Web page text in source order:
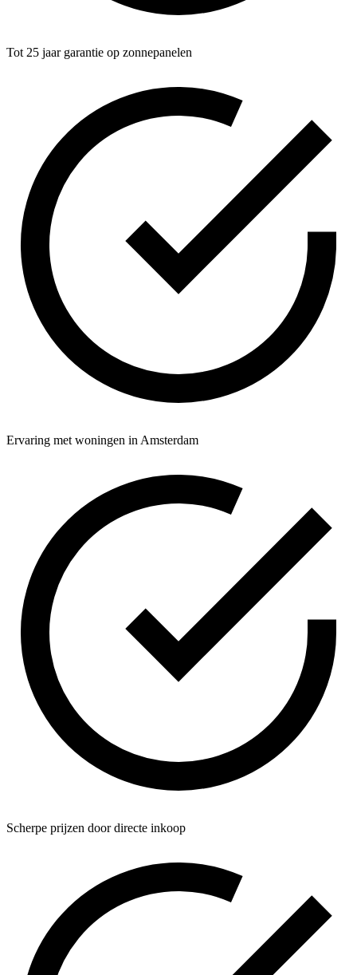
Tot 25 jaar garantie op zonnepanelen
Ervaring met woningen in Amsterdam
Scherpe prijzen door directe inkoop